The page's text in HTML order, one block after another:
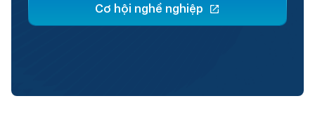
Cơ hội nghề nghiệp